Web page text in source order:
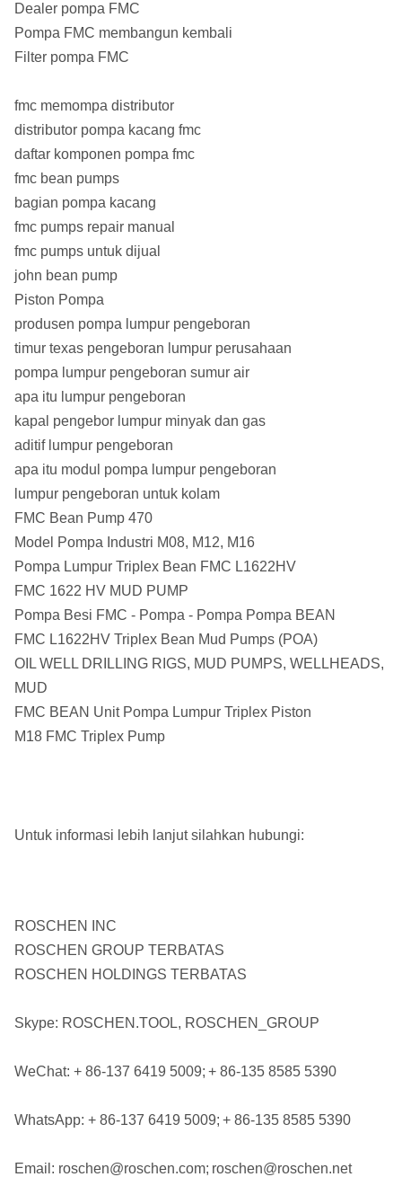
Dealer pompa FMC
Pompa FMC membangun kembali
Filter pompa FMC
fmc memompa distributor
distributor pompa kacang fmc
daftar komponen pompa fmc
fmc bean pumps
bagian pompa kacang
fmc pumps repair manual
fmc pumps untuk dijual
john bean pump
Piston Pompa
produsen pompa lumpur pengeboran
timur texas pengeboran lumpur perusahaan
pompa lumpur pengeboran sumur air
apa itu lumpur pengeboran
kapal pengebor lumpur minyak dan gas
aditif lumpur pengeboran
apa itu modul pompa lumpur pengeboran
lumpur pengeboran untuk kolam
FMC Bean Pump 470
Model Pompa Industri M08, M12, M16
Pompa Lumpur Triplex Bean FMC L1622HV
FMC 1622 HV MUD PUMP
Pompa Besi FMC - Pompa - Pompa Pompa BEAN
FMC L1622HV Triplex Bean Mud Pumps (POA)
OIL WELL DRILLING RIGS, MUD PUMPS, WELLHEADS,
MUD
FMC BEAN Unit Pompa Lumpur Triplex Piston
M18 FMC Triplex Pump
Untuk informasi lebih lanjut silahkan hubungi:
ROSCHEN INC
ROSCHEN GROUP TERBATAS
ROSCHEN HOLDINGS TERBATAS
Skype: ROSCHEN.TOOL, ROSCHEN_GROUP
WeChat: + 86-137 6419 5009; + 86-135 8585 5390
WhatsApp: + 86-137 6419 5009; + 86-135 8585 5390
Email: roschen@roschen.com; roschen@roschen.net